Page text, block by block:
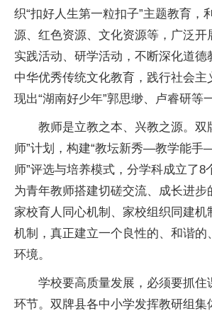
织“扣好人生第一粒扣子”主题教育，
源、红色资源、文化资源等，广泛开
实践活动、研学活动，不断深化道德
中华优秀传统文化教育，践行社会主
现出“湖南好少年”郭思缈、卢睿研等
教师是立教之本、兴教之源。双
师”计划，构建“教坛新秀—教学能
师”评选与培养模式，分学科成立了8
为青年教师搭建切磋交流、成长进步
家校育人同心机制、家校组织同建机
机制，真正建立一个良性的、和谐的
环境。
学校要高质量发展，必须要抓住
环节。双牌县各中小学发挥教研组集